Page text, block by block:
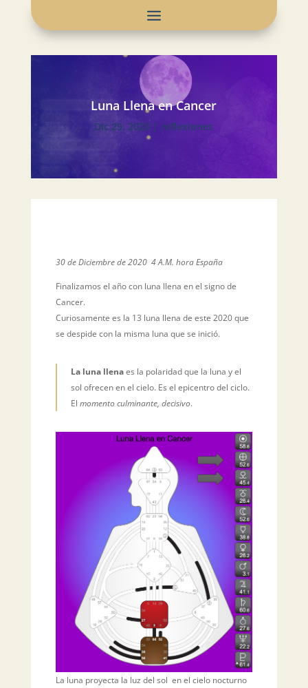
Luna Llena en Cancer
Dic 29, 2020 | reflexiones
30 de Diciembre de 2020 4 A.M. hora España
Finalizamos el año con luna llena en el signo de
Cancer.
Curiosamente es la 13 luna llena de este 2020 que
se despide con la misma luna que se inició.
La luna llenaes la polaridad que la luna y el
sol ofrecen en el cielo. Es el epicentro del ciclo.
El momento culminante, decisivo.
La luna proyecta la luz del sol en el cielo nocturno